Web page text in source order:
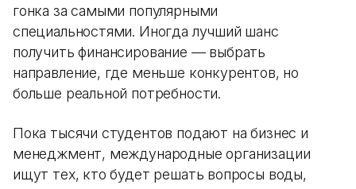
гонка за самыми популярными
специальностями. Иногда лучший шанс
получить финансирование — выбрать
направление, где меньше конкурентов, но
больше реальной потребности.
Пока тысячи студентов подают на бизнес и
менеджмент, международные организации
ищут тех, кто будет решать вопросы воды,